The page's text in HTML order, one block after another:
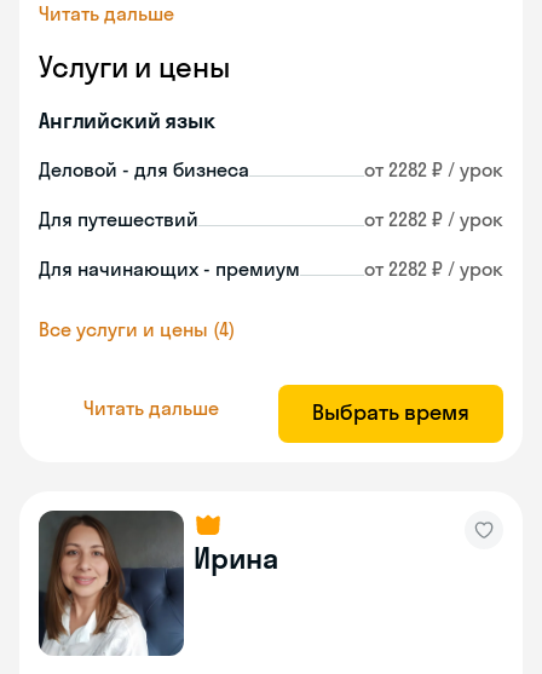
Читать дальше
Услуги и цены
Английский язык
Деловой - для бизнеса от 2282 ₽ / урок
Для путешествий от 2282 ₽ / урок
Для начинающих - премиум от 2282 ₽ / урок
Все услуги и цены (4)
Читать дальше Выбрать время
Ирина